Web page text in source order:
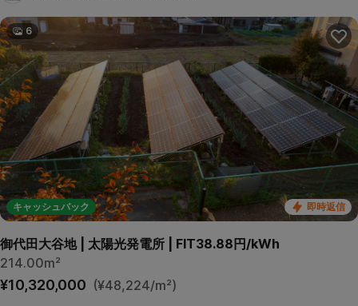
即時返信
キャッシュバック
6
御代田大谷地 | 太陽光発電所 | FIT38.88円/kWh
214.00m²
¥10,320,000 (¥48,224/m²)